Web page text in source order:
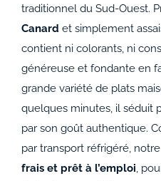
traditionnel du Sud-Ouest.
Canard et simplement
contient ni colorants, ni
généreuse et fondante en
grande variété de plats
quelques minutes, il séduit
par son goût authentique.
par transport réfrigéré,
frais et prêt à l’emploi,